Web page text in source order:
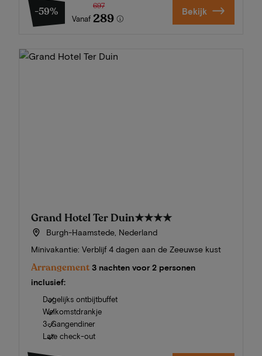
-59%
Vanaf
697
289 Bekijk
Grand Hotel Ter Duin★★★★
Burgh-Haamstede, Nederland
Minivakantie: Verblijf 4 dagen aan de Zeeuwse kust
Arrangement 3 nachten voor 2 personen
inclusief:
Dagelijks ontbijtbuffet
Welkomstdrankje
3-Gangendiner
Late check-out